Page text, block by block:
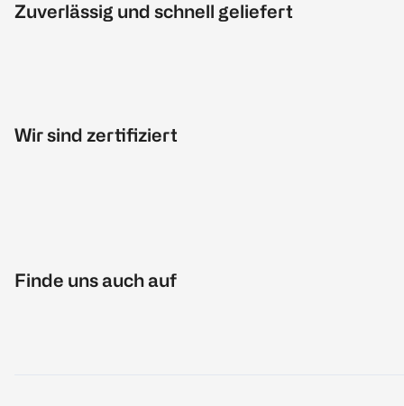
Zuverlässig und schnell geliefert
Wir sind zertifiziert
Finde uns auch auf